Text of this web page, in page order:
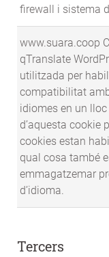
firewall i sistema
www.suara.coop
qTranslate
utilitzada per
compatibilitat
idiomes en un
d’aquesta cookie
cookies estan
qual cosa també
emmagatzemar
d’idioma.
Tercers